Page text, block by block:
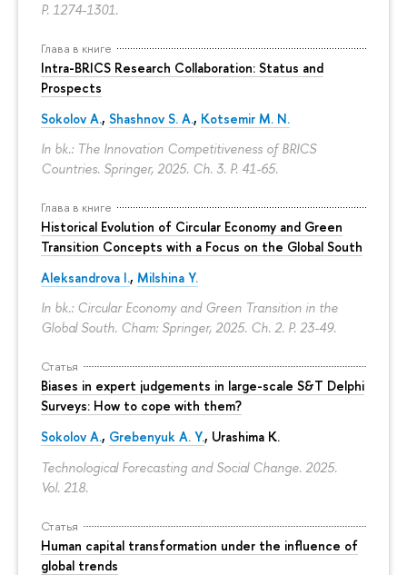
P. 1274-1301.
Глава в книге
Intra-BRICS Research Collaboration: Status and
Prospects
Sokolov A., Shashnov S. A., Kotsemir M. N.
In bk.: The Innovation Competitiveness of BRICS
Countries. Springer, 2025. Ch. 3. P. 41-65.
Глава в книге
Historical Evolution of Circular Economy and Green
Transition Concepts with a Focus on the Global South
Aleksandrova I., Milshina Y.
In bk.: Circular Economy and Green Transition in the
Global South. Cham: Springer, 2025. Ch. 2. P. 23-49.
Статья
Biases in expert judgements in large-scale S&T Delphi
Surveys: How to cope with them?
Sokolov A., Grebenyuk A. Y., Urashima K.
Technological Forecasting and Social Change. 2025.
Vol. 218.
Статья
Human capital transformation under the influence of
global trends